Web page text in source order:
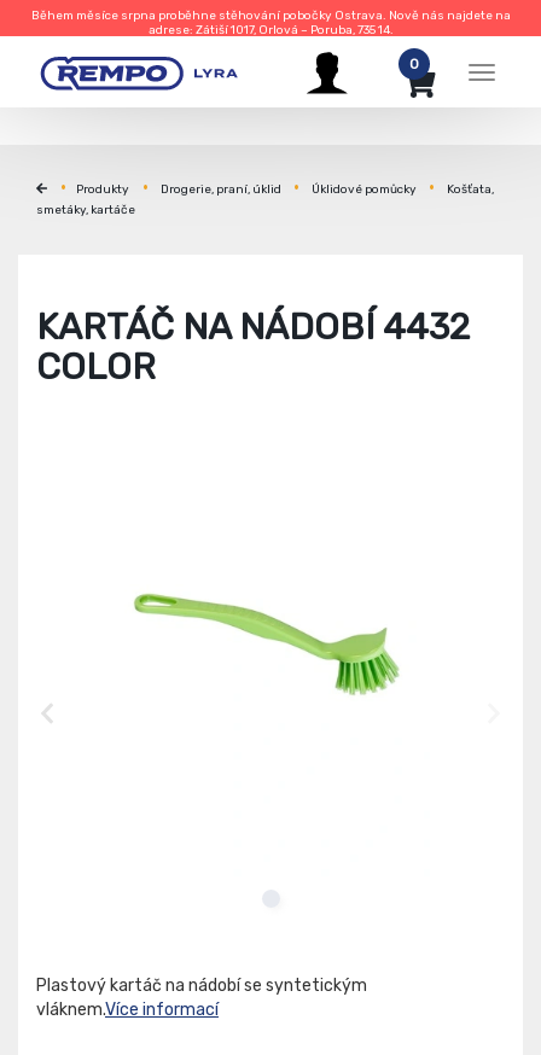
Během měsíce srpna proběhne stěhování pobočky Ostrava. Nově nás najdete na
adrese: Zátiší 1017, Orlová – Poruba, 735 14.
Menu
0
Produkty Drogerie, praní, úklid Úklidové pomůcky
Košťata,
smetáky, kartáče
KARTÁČ NA NÁDOBÍ 4432
COLOR
Plastový kartáč na nádobí se syntetickým
vláknem.Více informací